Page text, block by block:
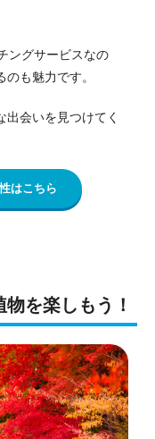
ングサービスなの
も魅力です。
会いを見つけてく
はこちら
を楽しもう！